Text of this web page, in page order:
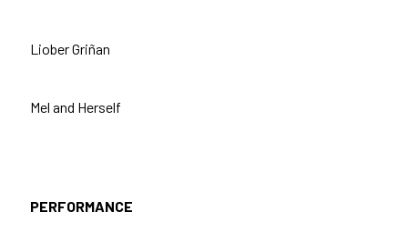
Liober Griñan
Mel and Herself
PERFORMANCE